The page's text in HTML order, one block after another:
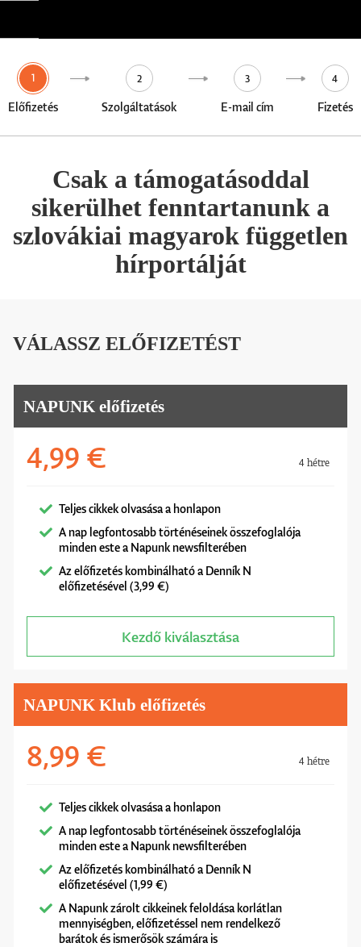
1
Előfizetés
2
Szolgáltatások
3
E-mail cím
4
Fizetés
Csak a támogatásoddal
sikerülhet fenntartanunk a
szlovákiai magyarok független
hírportálját
VÁLASSZ ELŐFIZETÉST
NAPUNK előfizetés
4,99 € 4 hétre
Teljes cikkek olvasása a honlapon
A nap legfontosabb történéseinek összefoglalója
minden este a Napunk newsfilterében
Az előfizetés kombinálható a Denník N
előfizetésével (3,99 €)
Kezdő kiválasztása
NAPUNK Klub előfizetés
8,99 € 4 hétre
Teljes cikkek olvasása a honlapon
A nap legfontosabb történéseinek összefoglalója
minden este a Napunk newsfilterében
Az előfizetés kombinálható a Denník N
előfizetésével (1,99 €)
A Napunk zárolt cikkeinek feloldása korlátlan
mennyiségben, előfizetéssel nem rendelkező
barátok és ismerősök számára is